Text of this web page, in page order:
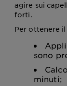
agire sui
forti.
Per ottenere
sono
minuti;